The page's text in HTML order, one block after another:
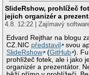
SlideRshow, prohlížeč
jejich organizér a
4.8. 12:22 | Zajímavý
Edvard Rejthar na blogu
CZ.NIC představil
svou
SlideRshow
(GitHub ).
prohlížeč fotek, ale i jako
organizér a prezentátor.